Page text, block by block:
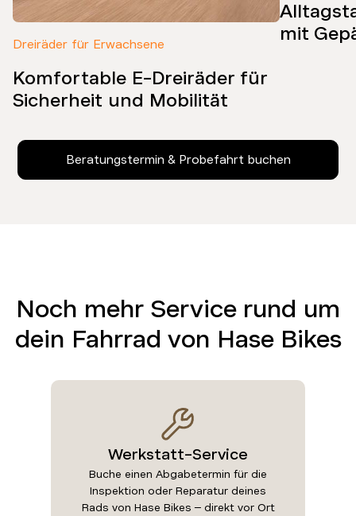
Dreiräder für Erwachsene
Komfortable E-Dreiräder für
Sicherheit und Mobilität
mit
Beratungstermin & Probefahrt buchen
Noch mehr Service rund um
dein Fahrrad von Hase Bikes
Werkstatt-Service
Buche einen Abgabetermin für die
Inspektion oder Reparatur deines
Rads von Hase Bikes – direkt vor Ort